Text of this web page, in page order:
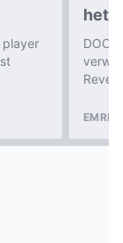
player
het
EMRE